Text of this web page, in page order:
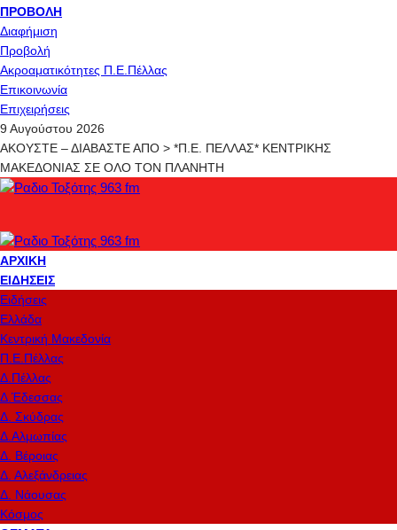
ΠΡΟΒΟΛΉ
Διαφήμιση
Προβολή
Ακροαματικότητες Π.Ε.Πέλλας
Επικοινωνία
Επιχειρήσεις
9 Αυγούστου 2026
ΑΚΟΥΣΤΕ – ΔΙΑΒΑΣΤΕ ΑΠΟ > *Π.Ε. ΠΕΛΛΑΣ* ΚΕΝΤΡΙΚΗΣ
ΜΑΚΕΔΟΝΙΑΣ ΣΕ ΟΛΟ ΤΟΝ ΠΛΑΝΗΤΗ
ΑΡΧΙΚΉ
ΕΙΔΉΣΕΙΣ
Ειδήσεις
Ελλάδα
Κεντρική Μακεδονία
Π.Ε.Πέλλας
Δ.Πέλλας
Δ.Έδεσσας
Δ. Σκύδρας
Δ.Αλμωπίας
Δ. Βέροιας
Δ. Αλεξάνδρειας
Δ. Νάουσας
Κόσμος